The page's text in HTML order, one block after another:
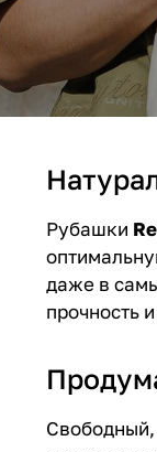
Рубашки
даже в
прочность
Свободный,